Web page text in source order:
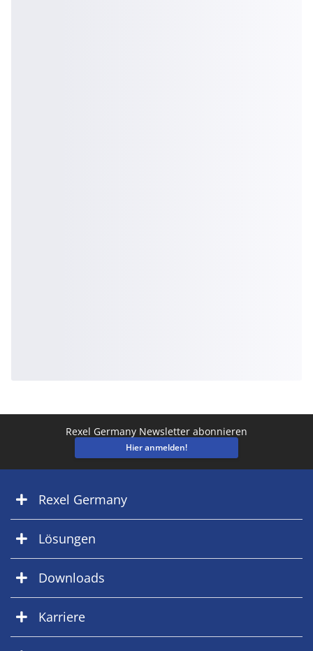
Rexel Germany Newsletter abonnieren
Hier anmelden!
Rexel Germany
Lösungen
Downloads
Karriere